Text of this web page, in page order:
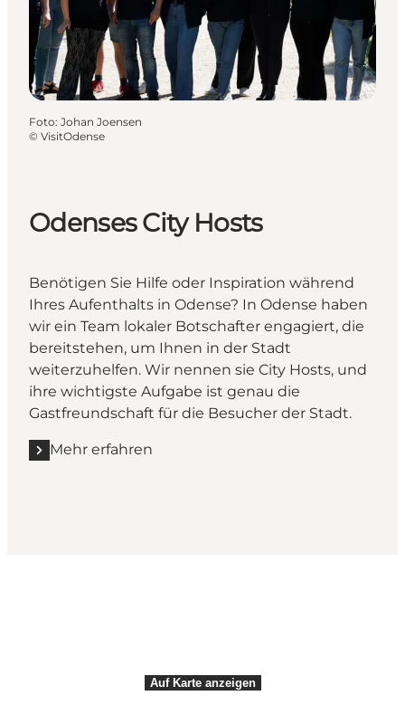
Foto: Johan Joensen
© VisitOdense
Odenses City Hosts
Benötigen Sie Hilfe oder Inspiration während
Ihres Aufenthalts in Odense? In Odense haben
wir ein Team lokaler Botschafter engagiert, die
bereitstehen, um Ihnen in der Stadt
weiterzuhelfen. Wir nennen sie City Hosts, und
ihre wichtigste Aufgabe ist genau die
Gastfreundschaft für die Besucher der Stadt.
Mehr erfahren
Mehr erfahren "Odenses City Hosts"
Auf Karte anzeigen